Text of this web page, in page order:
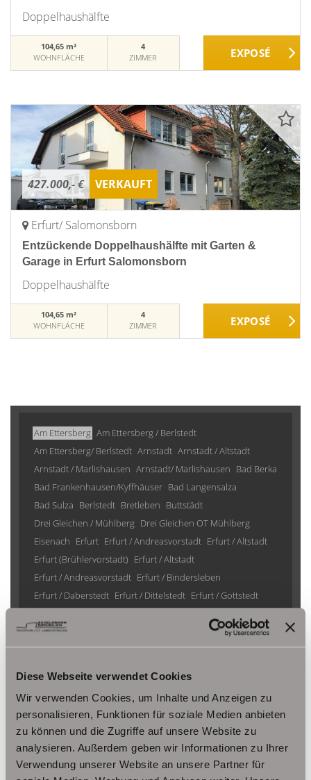
Diese Webseite verwendet Cookies
Wir verwenden Cookies, um Inhalte und Anzeigen zu
personalisieren, Funktionen für soziale Medien anbieten
zu können und die Zugriffe auf unsere Website zu
analysieren. Außerdem geben wir Informationen zu Ihrer
Verwendung unserer Website an unsere Partner für
Doppelhaushälfte
104,65 m²
WOHNFLÄCHE
4
ZIMMER
427.000,- € VERKAUFT
Erfurt/ Salomonsborn
Entzückende Doppelhaushälfte mit Garten &
Garage in Erfurt Salomonsborn
Doppelhaushälfte
104,65 m²
WOHNFLÄCHE
4
ZIMMER
Am Ettersberg Am Ettersberg / Berlstedt
Am Ettersberg/ Berlstedt Arnstadt Arnstadt / Altstadt
Arnstadt / Marlishausen Arnstadt/ Marlishausen Bad Berka
Bad Frankenhausen/Kyffhäuser Bad Langensalza
Bad Sulza Berlstedt Bretleben Buttstädt
Drei Gleichen / Mühlberg Drei Gleichen OT Mühlberg
Eisenach Erfurt Erfurt / Andreasvorstadt Erfurt / Altstadt
Erfurt (Brühlervorstadt) Erfurt / Altstadt
Erfurt / Andreasvorstadt Erfurt / Bindersleben
Erfurt / Daberstedt Erfurt / Dittelstedt Erfurt / Gottstedt
Erfurt / Löbervorstadt
Erfurt / Molsdorf Erfurt / Möbisburg-Rhoda
Erfurt/ Johannesvorstadt Erfurt/ Niedernissa
Erfurt/ Salomonsborn Erfurt/ Vieselbach
Gotha
Großheringen
Herbsleben
Ichtershausen
Kutzleben / Lützensömmern